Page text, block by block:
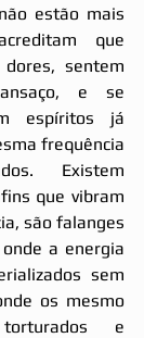
estão mais
que
sentem
e se
espíritos já
frequência
Existem
que vibram
são falanges
a energia
sem
os mesmo
e